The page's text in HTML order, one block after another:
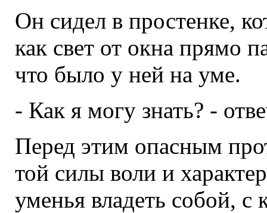
Он сидел в простенке,
как свет от окна прямо
что было у ней на уме.
- Как я могу знать? -
Перед этим опасным
той силы воли и
уменья владеть собой, с